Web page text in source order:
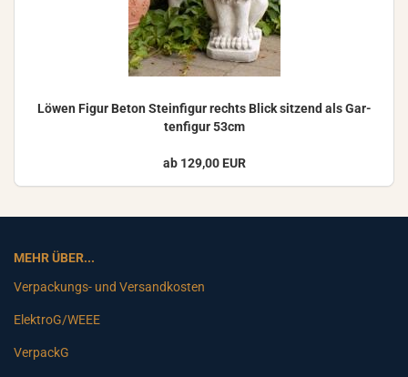
Löwen Figur Beton Stein­fi­gur rechts Blick sit­zend als Gar­
ten­fi­gur 53cm
ab 129,00 EUR
MEHR ÜBER...
Verpackungs- und Versandkosten
ElektroG/WEEE
VerpackG